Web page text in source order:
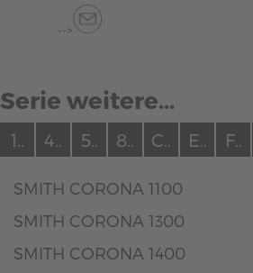
-->
Serie weitere...
1.. 4.. 5.. 8.. C.. E.. F..
SMITH CORONA 1100
SMITH CORONA 1300
SMITH CORONA 1400